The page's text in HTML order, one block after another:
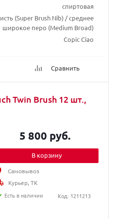
спиртовая
(Super Brush Nib) / среднее
широкое перо (Medium Broad)
Copic Ciao
Сравнить
Twin Brush 12 шт.,
5 800 руб.
В корзину
Самовывоз
Курьер, ТК
Есть в наличии
Код: 1211213